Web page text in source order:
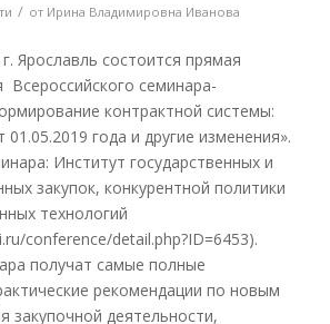
/ от Ирина Владимировна Иванова
Ярославль состоится прямая
Всероссийского семинара-
контрактной системы:
года и другие изменения».
Институт государственных и
закупок, конкурентной политики
технологий
conference/detail.php?ID=6453).
получат самые полные
рекомендации по новым
закупочной деятельности,